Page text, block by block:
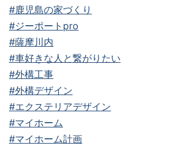
#鹿児島の家づくり
#ジーポートpro
#薩摩川内
#車好きな人と繋がりたい
#外構工事
#外構デザイン
#エクステリアデザイン
#マイホーム
#マイホーム計画